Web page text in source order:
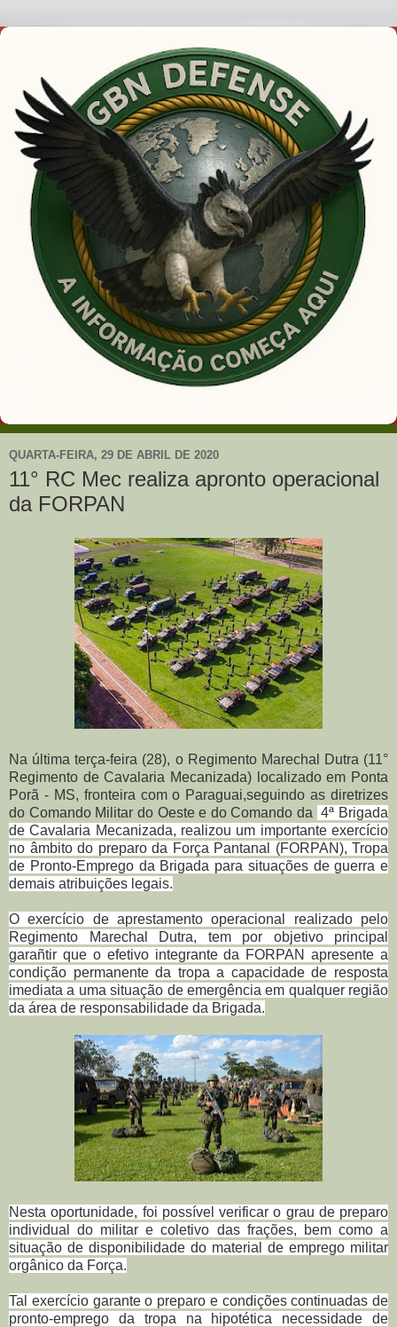
QUARTA-FEIRA, 29 DE ABRIL DE 2020
11° RC Mec realiza apronto operacional
da FORPAN
Na última terça-feira (28), o Regimento Marechal Dutra (11°
Regimento de Cavalaria Mecanizada) localizado em Ponta
Porã - MS, fronteira com o Paraguai,seguindo as diretrizes
do Comando Militar do Oeste e do Comando da
4ª Brigada
de Cavalaria Mecanizada, realizou um importante exercício
no âmbito do preparo da Força Pantanal (FORPAN), Tropa
de Pronto-Emprego da Brigada para situações de guerra e
demais atribuições legais.
O exercício de aprestamento operacional realizado pelo
Regimento Marechal Dutra, tem por objetivo principal
garañtir que o efetivo integrante da FORPAN apresente a
condição permanente da tropa a capacidade de resposta
imediata a uma situação de emergência em qualquer região
da área de responsabilidade da Brigada.
Nesta oportunidade, foi possível verificar o grau de preparo
individual do militar e coletivo das frações, bem como a
situação de disponibilidade do material de emprego militar
orgânico da Força.
Tal exercício garante o preparo e condições continuadas de
pronto-emprego da tropa na hipotética necessidade de